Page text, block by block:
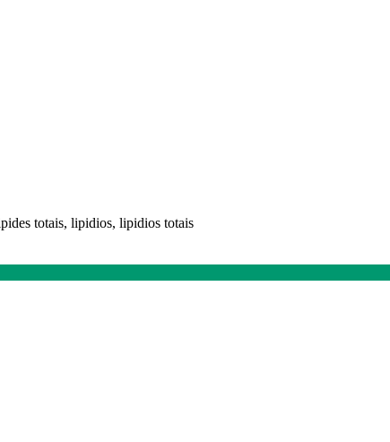
totais, lipidios, lipidios totais